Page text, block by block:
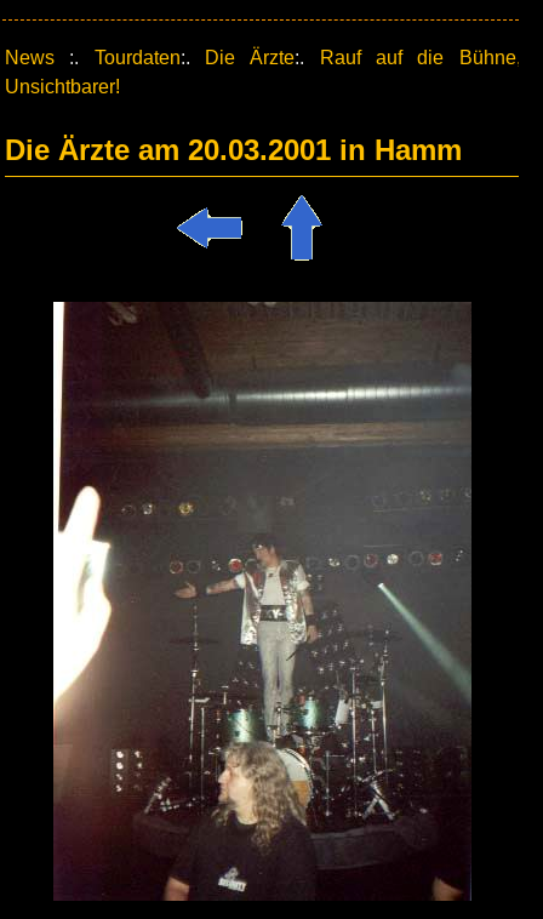
News :. Tourdaten:. Die Ärzte:.
Rauf auf die Bühne,
Unsichtbarer!
Die Ärzte am 20.03.2001 in Hamm